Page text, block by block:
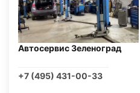
Автосервис Зеленоград
+7 (495) 431-00-33